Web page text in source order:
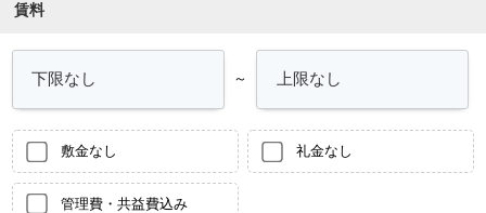
賃料
～
敷金なし 礼金なし
管理費・共益費込み